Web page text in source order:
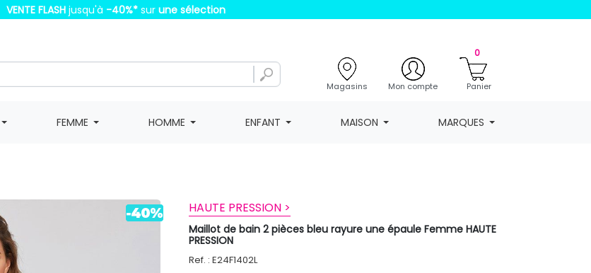
VENTE FLASH jusqu'à -40%* sur une sélection
Magasins Mon compte
0
Panier
FEMME HOMME ENFANT MAISON MARQUES
HAUTE PRESSION >
Maillot de bain 2 pièces bleu rayure une épaule Femme HAUTE
PRESSION
Ref. : E24F1402L